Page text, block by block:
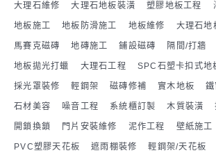
大理石維修 大理石地板裝潢 塑膠地板工程
地板施工 地板防滑施工 地板維修 大理石地
馬賽克磁磚 地磚施工 鋪設磁磚 隔間/打牆
地板拋光打蠟 大理石工程 SPC石塑卡扣式地
採光罩裝修 輕鋼架 磁磚修補 實木地板
石材美容 噪音工程 系統櫃訂製 木質裝潢
開鎖換鎖 門片安裝維修 泥作工程 壁紙施工
PVC塑膠天花板 遮雨棚裝修 輕鋼架/天花板